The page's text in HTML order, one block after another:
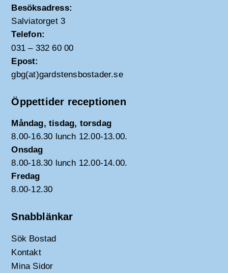
Besöksadress:
Salviatorget 3
Telefon:
031 – 332 60 00
Epost:
gbg(at)gardstensbostader.se
Öppettider receptionen
Måndag, tisdag, torsdag
8.00-16.30 lunch 12.00-13.00.
Onsdag
8.00-18.30 lunch 12.00-14.00.
Fredag
8.00-12.30
Snabblänkar
Sök Bostad
Kontakt
Mina Sidor